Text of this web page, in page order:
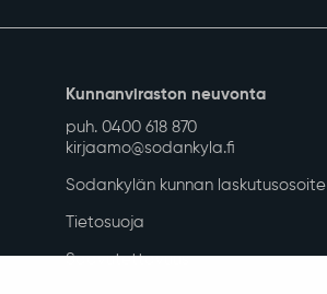
Kunnanviraston neuvonta
puh. 0400 618 870
kirjaamo@sodankyla.fi
Sodankylän kunnan laskutusosoite
Tietosuoja
Saavutettavuus